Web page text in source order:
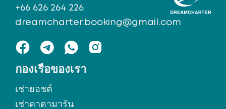
กองเรือของเรา
เช่ายอชต์
เช่าคาตามารัน
+66 626 264 226
dreamcharter.booking@gmail.com